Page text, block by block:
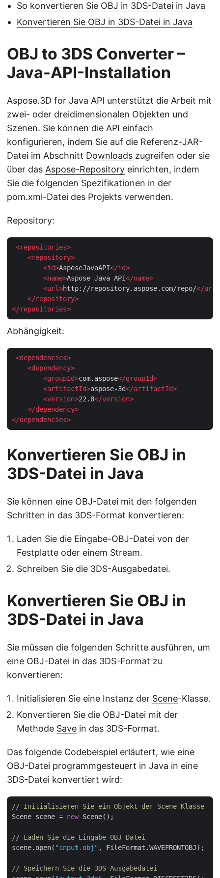
So konvertieren Sie OBJ in 3DS-Datei in Java
Konvertieren Sie OBJ in 3DS-Datei in Java
OBJ to 3DS Converter –
Java-API-Installation
Aspose.3D for Java API unterstützt die Arbeit mit
zwei- oder dreidimensionalen Objekten und
Szenen. Sie können die API einfach
konfigurieren, indem Sie auf die Referenz-JAR-
Datei im Abschnitt Downloads zugreifen oder sie
über das Aspose-Repository einrichten, indem
Sie die folgenden Spezifikationen in der
pom.xml-Datei des Projekts verwenden.
Repository:
<repositories>
<repository>
<id>AsposeJavaAPI</id>
<name>Aspose Java API</name>
<url>http://repository.aspose.com/repo/</url
</repository>
</repositories>
Abhängigkeit:
<dependencies>
<dependency>
<groupId>com.aspose</groupId>
<artifactId>aspose-3d</artifactId>
<version>22.8</version>
</dependency>
</dependencies>
Konvertieren Sie OBJ in
3DS-Datei in Java
Sie können eine OBJ-Datei mit den folgenden
Schritten in das 3DS-Format konvertieren:
Laden Sie die Eingabe-OBJ-Datei von der
Festplatte oder einem Stream.
Schreiben Sie die 3DS-Ausgabedatei.
Konvertieren Sie OBJ in
3DS-Datei in Java
Sie müssen die folgenden Schritte ausführen, um
eine OBJ-Datei in das 3DS-Format zu
konvertieren:
Initialisieren Sie eine Instanz der Scene-Klasse.
Konvertieren Sie die OBJ-Datei mit der
Methode Save in das 3DS-Format.
Das folgende Codebeispiel erläutert, wie eine
OBJ-Datei programmgesteuert in Java in eine
3DS-Datei konvertiert wird:
// Initialisieren Sie ein Objekt der Scene-Klasse
Scene scene = new Scene();
// Laden Sie die Eingabe-OBJ-Datei
scene.open( "input.obj" , FileFormat.WAVEFRONTOBJ);
// Speichern Sie die 3DS-Ausgabedatei